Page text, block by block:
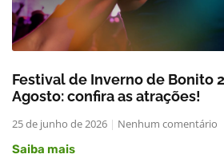
Festival de Inverno de Bonito
Agosto: confira as atrações!
25 de junho de 2026
Nenhum comentário
Saiba mais